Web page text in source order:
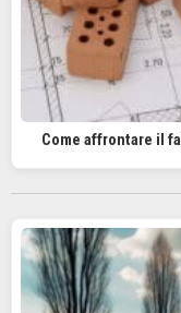
Come affrontare il